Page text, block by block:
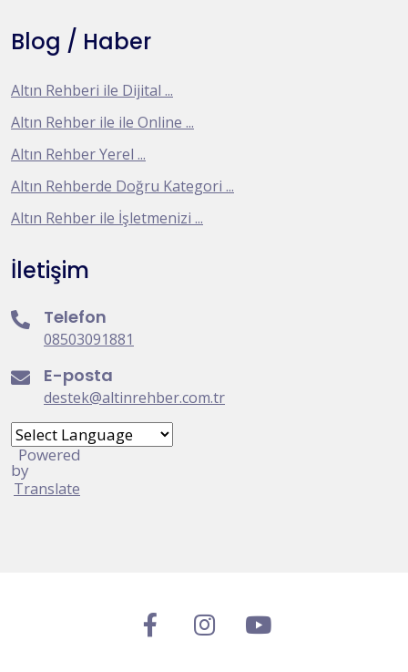
Blog / Haber
Altın Rehberi ile Dijital ...
Altın Rehber ile ile Online ...
Altın Rehber Yerel ...
Altın Rehberde Doğru Kategori ...
Altın Rehber ile İşletmenizi ...
İletişim
Telefon
08503091881
E-posta
destek@altinrehber.com.tr
Powered
by
Translate